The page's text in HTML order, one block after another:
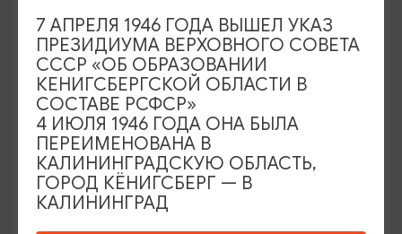
ОТ 500₽
7 АПРЕЛЯ 1946 ГОДА ВЫШЕЛ УКАЗ
ПРЕЗИДИУМА ВЕРХОВНОГО СОВЕТА
СССР «ОБ ОБРАЗОВАНИИ
КЕНИГСБЕРГСКОЙ ОБЛАСТИ В
СОСТАВЕ РСФСР»
4 ИЮЛЯ 1946 ГОДА ОНА БЫЛА
ПЕРЕИМЕНОВАНА В
КАЛИНИНГРАДСКУЮ ОБЛАСТЬ,
ГОРОД КЁНИГСБЕРГ — В
КАЛИНИНГРАД